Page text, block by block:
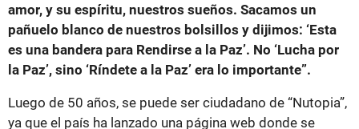
amor, y su espíritu, nuestros sueños. Sacamos un
pañuelo blanco de nuestros bolsillos y dijimos: ‘Esta
es una bandera para Rendirse a la Paz’. No ‘Lucha por
la Paz’, sino ‘Ríndete a la Paz’ era lo importante”.
Luego de 50 años, se puede ser ciudadano de “Nutopia”,
ya que el país ha lanzado una página web donde se